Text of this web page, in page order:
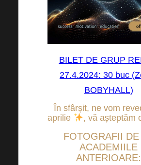
BILET DE GRUP
27.4.2024: 30 buc
BOBYHALL)
În sfârșit, ne vom
aprilie
, vă așteptăm
FOTOGRAFII
ACADEMIILE
ANTERIOARE: